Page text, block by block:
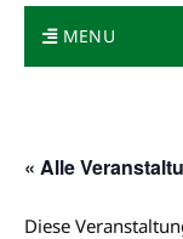
MENU
« Alle
Diese